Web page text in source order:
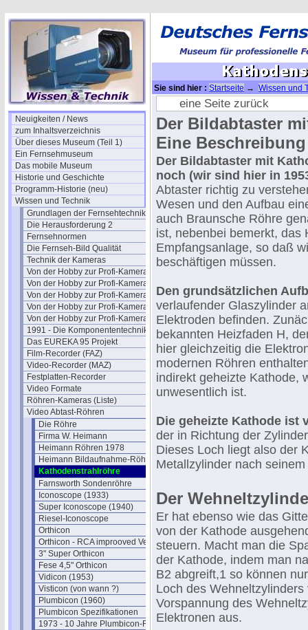
Neuigkeiten / News
zum Inhaltsverzeichnis
Über dieses Museum (Teil 1)
Ein Fernsehmuseum
Das mobile Museum
Historie und Geschichte
Programm-Historie (neu)
Wissen und Technik
Grundlagen der Fernsehtechnik
Die Herausforderung 2
Fernsehnormen
Die Fernseh-Bild Qualität
Technik der Kameras
Von der Hobby zur Profi-Kamera I
Von der Hobby zur Profi-Kamera Ia
Von der Hobby zur Profi-Kamera II
Von der Hobby zur Profi-Kamera III
Von der Hobby zur Profi-Kamera IV
1991 - Die Komponententechnik
Das EUREKA 95 Projekt
Film-Recorder (FAZ)
Video-Recorder (MAZ)
Festplatten-Recorder
Video Formate
Röhren-Kameras (Liste)
Video Abtast-Röhren
Die Röhre
Firma W. Heimann
Heimann Röhren 1978
Heimann Bildaufnahme-Röhren
Kathodenstrahlröhre
Farnsworth Sondenröhre
Iconoscope (1933)
Super Iconoscope (1940)
Riesel-Iconoscope
Orthicon
Orthicon - RCA improoved Version
3" Super Orthicon
Fese 4,5" Orthicon
Vidicon (1953)
Visticon (von wann ?)
Plumbicon (1960)
Plumbicon Spezifikationen
1973 - 10 Jahre Plumbicon-Röhre
Sie sind hier : Startseite → Wissen und
eine Seite zurück
Der Bildabtaster
Eine
Der Bildabtaster mit
noch (wir sind hier in
Abtaster richtig zu
Wesen und den Aufbau
auch Braunsche Röhre
ist, nebenbei bemerkt, das
Empfangsanlage, so daß
beschäftigen müssen.
Den grundsätzlichen
verlaufender Glaszylinder
Elektroden befinden.
bekannten Heizfaden H,
hier gleichzeitig die
modernen Röhren
indirekt geheizte Kathode,
unwesentlich ist.
Die geheizte Kathode ist
der in Richtung der
Dieses Loch liegt also der
Metallzylinder nach
Der
Er hat ebenso wie das
von der Kathode
steuern. Macht man die
der Kathode, indem man
B2 abgreift,1 so können
Loch des
Vorspannung des
Elektronen aus.